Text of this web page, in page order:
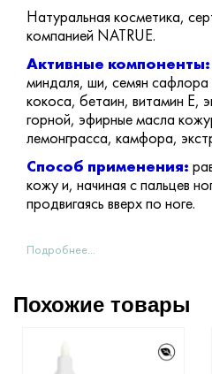
Натуральная косметика,
компанией NATRUE.
Активные компоненты:
миндаля, ши, семян сафлора
кокоса, бетаин, витамин Е,
горной, эфирные масла
лемонграсса, камфора,
Способ применения:
кожу и, начиная с пальцев
продвигаясь вверх по ноге.
Подробнее...
Похожие товары